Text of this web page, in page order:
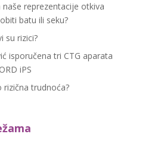
reprezentacije otkiva
batu ili seku?
su rizici?
isporučena tri CTG aparata
iPS
rizična trudnoća?